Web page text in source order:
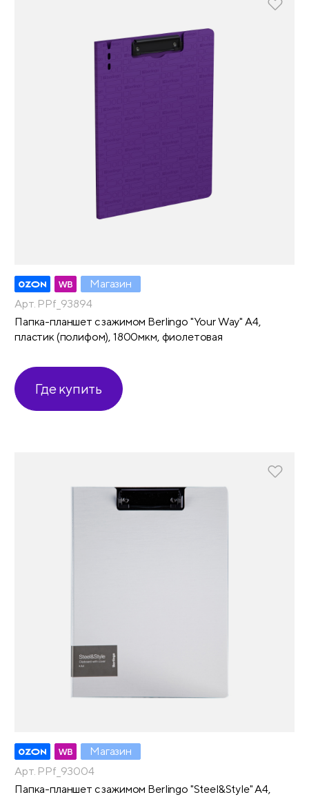
Магазин
Арт. PPf_93894
Папка-планшет с зажимом Berlingo "Your Way" А4,
пластик (полифом), 1800мкм, фиолетовая
Где купить
Магазин
Арт. PPf_93004
Папка-планшет с зажимом Berlingo "Steel&Style" А4,